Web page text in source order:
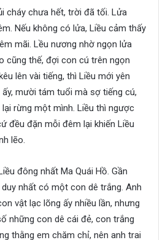
cháy chưa hết, trời đã tối. Lửa
Nếu không có lửa, Liều cảm thấy
mãi. Lều nương nhờ ngọn lửa
cũng thế, đợi con cú trên ngọn
lên vài tiếng, thì Liều mới yên
mười tám tuổi mà sợ tiếng cú,
rừng một mình. Liều thì ngược
đều đặn mỗi đêm lại khiến Liều
lẽo.
đông nhất Ma Quái Hồ. Gần
nhất có một con dê trắng. Anh
vật lạc lõng ấy nhiều lần, nhưng
những con dê cái đẻ, con trắng
thằng em chăm chỉ, nên anh trai